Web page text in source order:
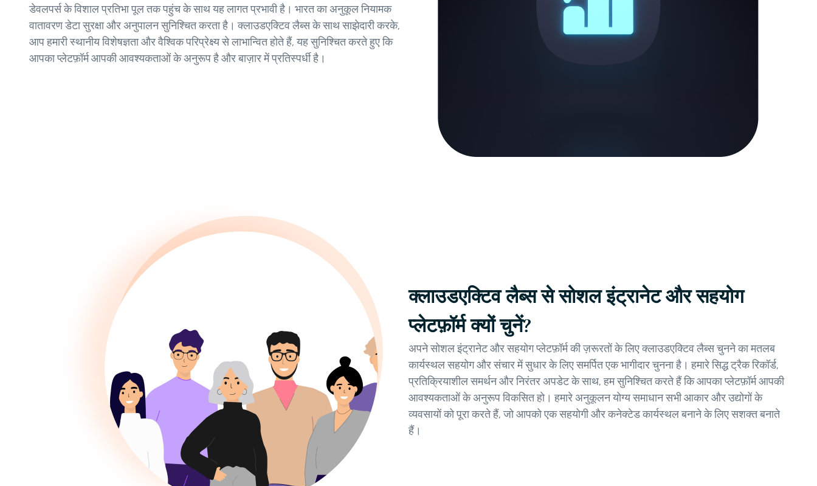
डेवलपर्स के विशाल प्रतिभा पूल तक पहुंच के साथ यह लागत प्रभावी है। भारत का अनुकूल नियामक
वातावरण डेटा सुरक्षा और अनुपालन सुनिश्चित करता है। क्लाउडएक्टिव लैब्स के साथ साझेदारी करके,
आप हमारी स्थानीय विशेषज्ञता और वैश्विक परिप्रेक्ष्य से लाभान्वित होते हैं, यह सुनिश्चित करते हुए कि
आपका प्लेटफ़ॉर्म आपकी आवश्यकताओं के अनुरूप है और बाज़ार में प्रतिस्पर्धी है।
क्लाउडएक्टिव लैब्स से सोशल इंट्रानेट और सहयोग
प्लेटफ़ॉर्म क्यों चुनें?
अपने सोशल इंट्रानेट और सहयोग प्लेटफ़ॉर्म की ज़रूरतों के लिए क्लाउडएक्टिव लैब्स चुनने का मतलब
कार्यस्थल सहयोग और संचार में सुधार के लिए समर्पित एक भागीदार चुनना है। हमारे सिद्ध ट्रैक रिकॉर्ड,
प्रतिक्रियाशील समर्थन और निरंतर अपडेट के साथ, हम सुनिश्चित करते हैं कि आपका प्लेटफ़ॉर्म आपकी
आवश्यकताओं के अनुरूप विकसित हो। हमारे अनुकूलन योग्य समाधान सभी आकार और उद्योगों के
व्यवसायों को पूरा करते हैं, जो आपको एक सहयोगी और कनेक्टेड कार्यस्थल बनाने के लिए सशक्त बनाते
हैं।